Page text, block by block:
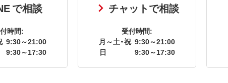
で相談
時間:
9:30～21:00
9:30～17:30
チャットで相談
受付時間:
月～土・祝 9:30～21:00
日
9:30～17:30